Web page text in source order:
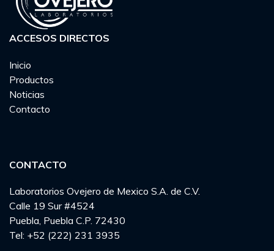
ACCESOS DIRECTOS
Inicio
Productos
Noticias
Contacto
CONTACTO
Laboratorios Ovejero de Mexico S.A. de C.V.
Calle 19 Sur #4524
Puebla, Puebla C.P. 72430
Tel: +52 (222) 231 3935